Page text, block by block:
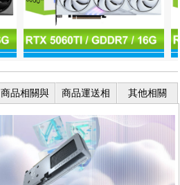
商品相關與
退換貨
商品運送相
關
其他相關